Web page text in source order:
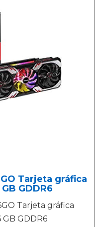
Tarjeta gráfica
GDDR6
Tarjeta gráfica
GB GDDR6